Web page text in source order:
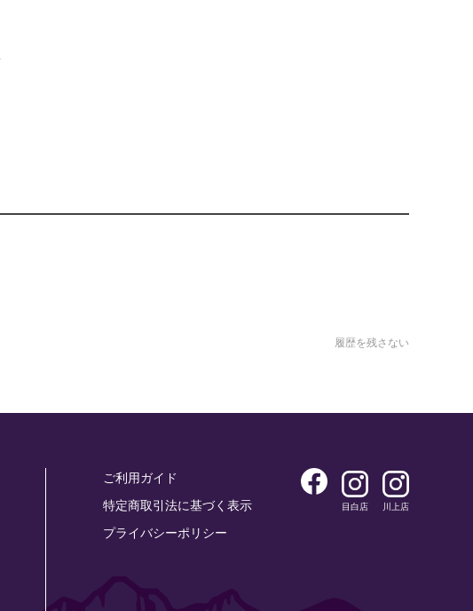
履歴を残さない
ご利用ガイド
特定商取引法に基づく表示
プライバシーポリシー
目白店 川上店